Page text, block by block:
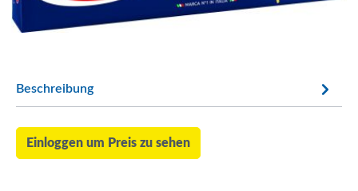
Beschreibung
Einloggen um Preis zu sehen